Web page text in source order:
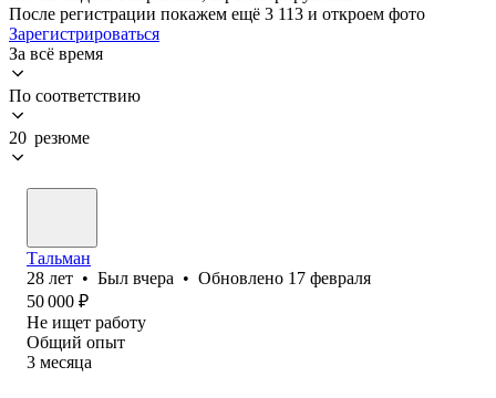
После регистрации покажем ещё 3 113 и откроем фото
Зарегистрироваться
За всё время
По соответствию
20 резюме
Тальман
28 лет • Был вчера • Обновлено 17 февраля
50 000 ₽
Не ищет работу
Общий опыт
3 месяца